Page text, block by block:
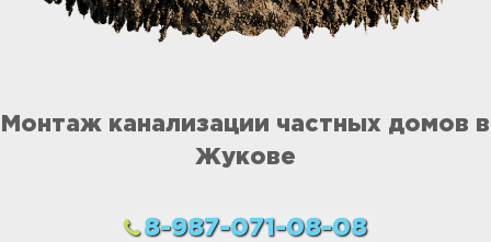
Монтаж канализации частных домов в
Жукове
8-987-071-08-08